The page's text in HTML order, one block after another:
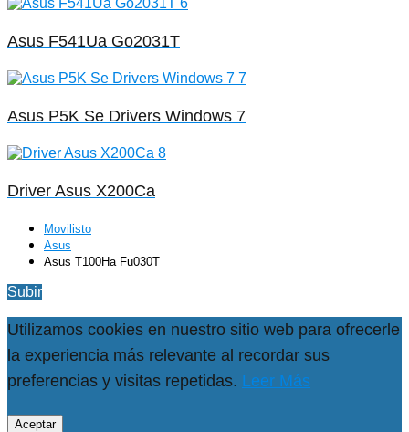
Asus F541Ua Go2031T
Asus P5K Se Drivers Windows 7
Driver Asus X200Ca
Movilisto
Asus
Asus T100Ha Fu030T
Subir
Utilizamos cookies en nuestro sitio web para ofrecerle
la experiencia más relevante al recordar sus
preferencias y visitas repetidas. Leer Más
Aceptar